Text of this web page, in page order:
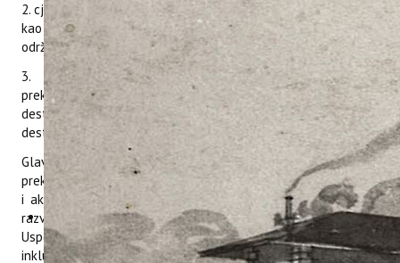
2. cjelovito uspostaviti i testirati destinaciju IstraECOinclusive
kao primjer dobre prakse unaprjeđenja turističkih sadržaja s
održivim i inkluzivnim standardima,
3. implementirati model zajedničkog upravljanja
prekograničnom održivom inkluzivnom turističkom
destinacijom IstraECOinclusive i učinkovito promovirati novu
destinaciju.
Glavni rezultati projekta bit će (1.1) Strategija razvoja nove
prekogranične održive inkluzivne destinacije IstraECOinclusive
i akcijski plan, (1.2) Prekogranični konzorcij - partnerstvo za
razvoj i upravljanje destinacijom IstraECOinclusive, (2.1)
Uspostavljena i pilot testirana nova prekogranična održiva
inkluzivna destinacija IstraECOinclusive, (3.1) zajednički